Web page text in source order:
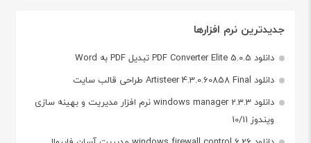
جدیدترین نرم افزارها
دانلود PDF Converter Elite 5.0.5 تبدیل PDF به Word
دانلود Artisteer 4.3.0.60858 Final طراحی قالب سایت
دانلود windows manager 2.3.3 نرم افزار مدیریت و بهینه سازی
ویندوز 10/11